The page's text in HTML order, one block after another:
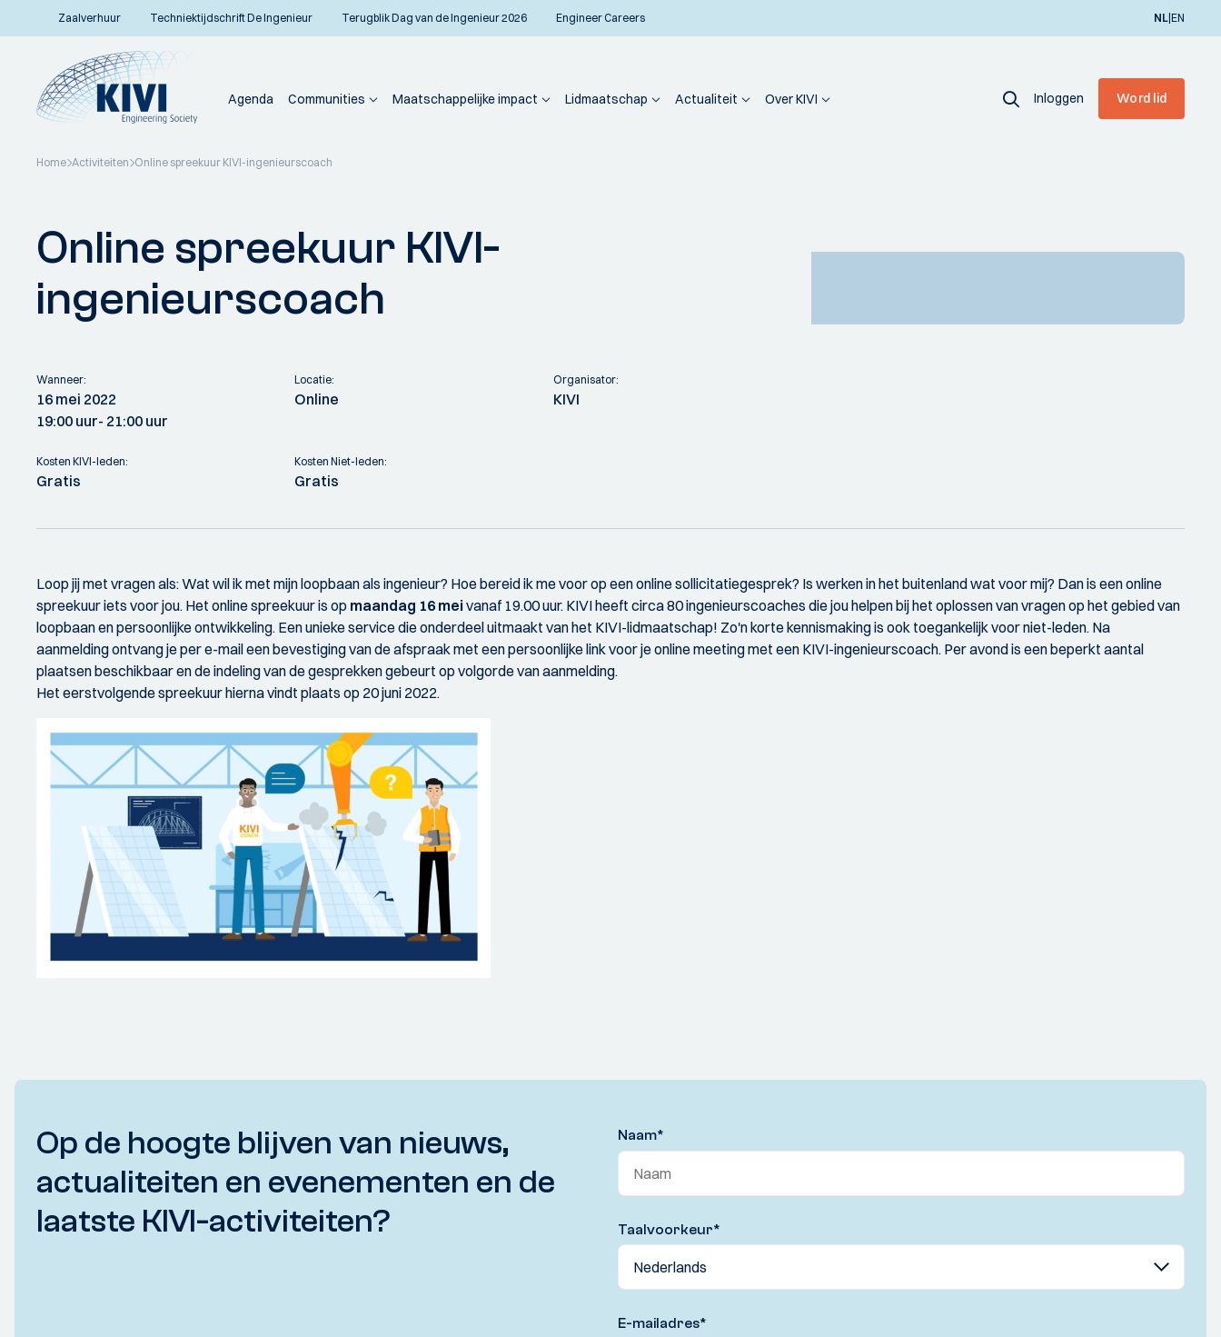
Zaalverhuur Techniektijdschrift De Ingenieur Terugblik Dag van de Ingenieur 2026 Engineer Careers NL|EN
Agenda Communities Maatschappelijke impact Lidmaatschap Actualiteit Over KIVI Inloggen Word lid
Home Activiteiten Online spreekuur KIVI-ingenieurscoach
Online spreekuur KIVI-
ingenieurscoach
Wanneer:
16 mei 2022
19:00 uur- 21:00 uur
Locatie:
Online
Organisator:
KIVI
Kosten KIVI-leden:
Gratis
Kosten Niet-leden:
Gratis
Loop jij met vragen als: Wat wil ik met mijn loopbaan als ingenieur? Hoe bereid ik me voor op een online sollicitatiegesprek? Is werken in het buitenland wat voor mij? Dan is een online
spreekuur iets voor jou. Het online spreekuur is op maandag 16 meivanaf 19.00 uur. KIVI heeft circa 80 ingenieurscoaches die jou helpen bij het oplossen van vragen op het gebied van
loopbaan en persoonlijke ontwikkeling. Een unieke service die onderdeel uitmaakt van het KIVI-lidmaatschap! Zo'n korte kennismaking is ook toegankelijk voor niet-leden. Na
aanmelding ontvang je per e-mail een bevestiging van de afspraak met een persoonlijke link voor je online meeting met een KIVI-ingenieurscoach. Per avond is een beperkt aantal
plaatsen beschikbaar en de indeling van de gesprekken gebeurt op volgorde van aanmelding.
Het eerstvolgende spreekuur hierna vindt plaats op 20 juni 2022.
Op de hoogte blijven van nieuws,
actualiteiten en evenementen en de
laatste KIVI-activiteiten?
Naam*
Taalvoorkeur*
E-mailadres*